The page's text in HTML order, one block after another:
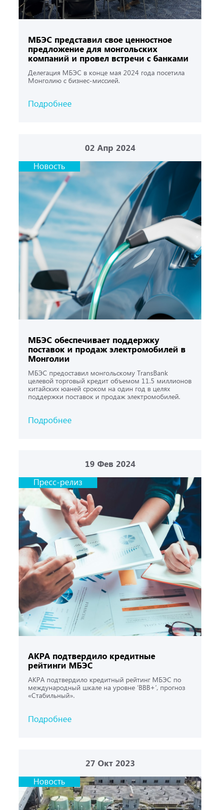
МБЭС представил свое ценностное
предложение для монгольских
компаний и провел встречи с банками
Делегация МБЭС в конце мая 2024 года посетила
Монголию с бизнес-миссией.
Подробнее
02 Апр 2024
Новость
МБЭС обеспечивает поддержку
поставок и продаж электромобилей в
Монголии
МБЭС предоставил монгольскому TransBank
целевой торговый кредит объемом 11.5 миллионов
китайских юаней сроком на один год в целях
поддержки поставок и продаж электромобилей.
Подробнее
19 Фев 2024
Пресс-релиз
АКРА подтвердило кредитные
рейтинги МБЭС
АКРА подтвердило кредитный рейтинг МБЭС по
международный шкале на уровне ‘ВВВ+’, прогноз
«Стабильный».
Подробнее
27 Окт 2023
Новость